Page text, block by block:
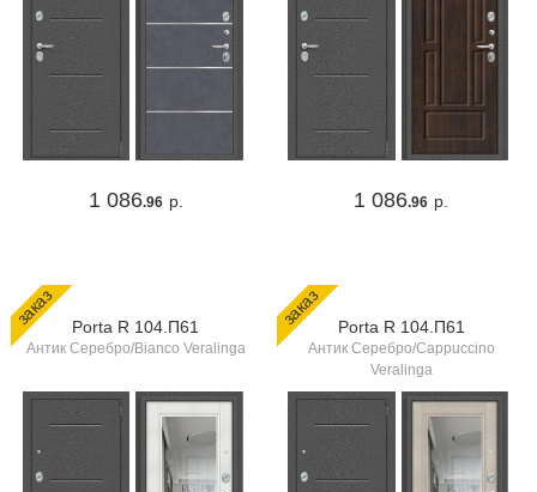
1 086.96 р. 1 086.96 р.
заказ Porta R 104.П61
Антик Серебро/Bianco Veralinga
заказ Porta R 104.П61
Антик Серебро/Cappuccino
Veralinga